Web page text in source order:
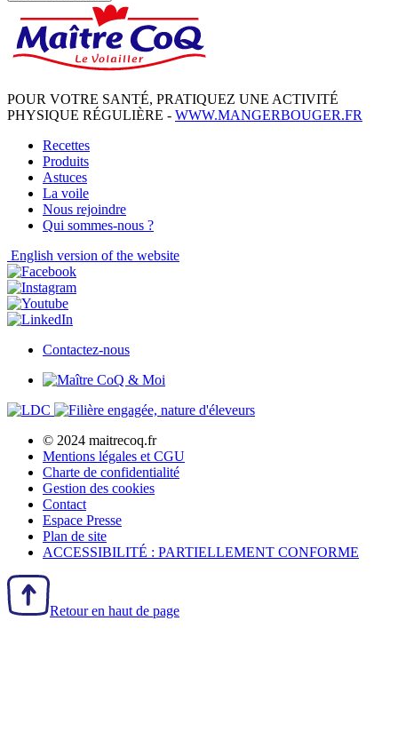
POUR VOTRE SANTÉ, PRATIQUEZ UNE ACTIVITÉ
PHYSIQUE RÉGULIÈRE - WWW.MANGERBOUGER.FR
Recettes
Produits
Astuces
La voile
Nous rejoindre
Qui sommes-nous ?
English version of the website
Contactez-nous
© 2024 maitrecoq.fr
Mentions légales et CGU
Charte de confidentialité
Gestion des cookies
Contact
Espace Presse
Plan de site
ACCESSIBILITÉ : PARTIELLEMENT CONFORME
Retour en haut de page